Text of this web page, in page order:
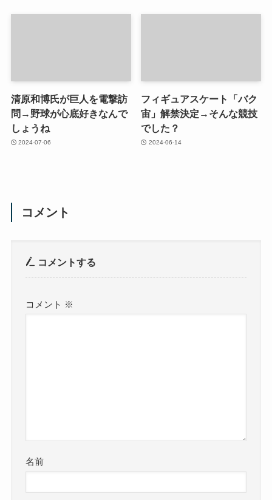
清原和博氏が巨人を電撃訪
問→野球が心底好きなんで
しょうね
2024-07-06
フィギュアスケート「バク
宙」解禁決定→そんな競技
でした？
2024-06-14
コメント
コメントする
コメント ※
名前